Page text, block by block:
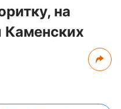
на
Каменских